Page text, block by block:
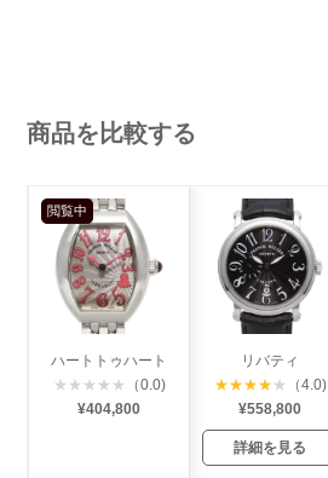
商品を比較する
閲覧中
ハートトゥハート
★ ★ ★ ★ ★
（0.0)
¥404,800
リバティ
★★★★ ★
（4.0)
¥558,800
詳細を見る